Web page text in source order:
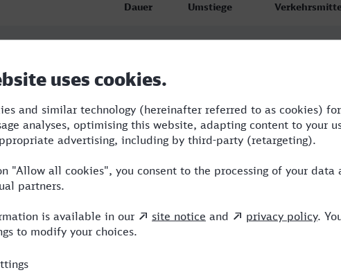
Dauer Umstiege
4:30 2 RE,ICE
4:32 2 BUS,RE,ICE